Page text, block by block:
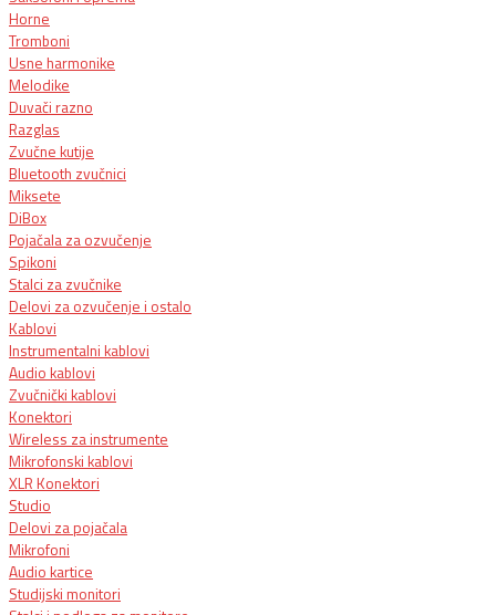
Horne
Tromboni
Usne harmonike
Melodike
Duvači razno
Razglas
Zvučne kutije
Bluetooth zvučnici
Miksete
DiBox
Pojačala za ozvučenje
Spikoni
Stalci za zvučnike
Delovi za ozvučenje i ostalo
Kablovi
Instrumentalni kablovi
Audio kablovi
Zvučnički kablovi
Konektori
Wireless za instrumente
Mikrofonski kablovi
XLR Konektori
Studio
Delovi za pojačala
Mikrofoni
Audio kartice
Studijski monitori